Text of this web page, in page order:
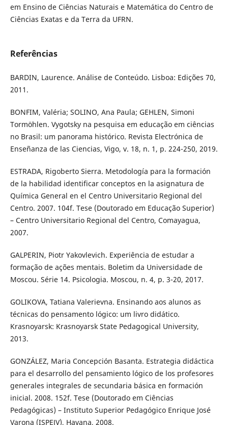
em Ensino de Ciências Naturais e Matemática do Centro de
Ciências Exatas e da Terra da UFRN.
Referências
BARDIN, Laurence. Análise de Conteúdo. Lisboa: Edições 70,
2011.
BONFIM, Valéria; SOLINO, Ana Paula; GEHLEN, Simoni
Tormöhlen. Vygotsky na pesquisa em educação em ciências
no Brasil: um panorama histórico. Revista Electrónica de
Enseñanza de las Ciencias, Vigo, v. 18, n. 1, p. 224-250, 2019.
ESTRADA, Rigoberto Sierra. Metodología para la formación
de la habilidad identificar conceptos en la asignatura de
Química General en el Centro Universitario Regional del
Centro. 2007. 104f. Tese (Doutorado em Educação Superior)
– Centro Universitario Regional del Centro, Comayagua,
2007.
GALPERIN, Piotr Yakovlevich. Experiência de estudar a
formação de ações mentais. Boletim da Universidade de
Moscou. Série 14. Psicologia. Moscou, n. 4, p. 3-20, 2017.
GOLIKOVA, Tatiana Valerievna. Ensinando aos alunos as
técnicas do pensamento lógico: um livro didático.
Krasnoyarsk: Krasnoyarsk State Pedagogical University,
2013.
GONZÁLEZ, Maria Concepción Basanta. Estrategia didáctica
para el desarrollo del pensamiento lógico de los profesores
generales integrales de secundaria básica en formación
inicial. 2008. 152f. Tese (Doutorado em Ciências
Pedagógicas) – Instituto Superior Pedagógico Enrique José
Varona (ISPEJV), Havana, 2008.